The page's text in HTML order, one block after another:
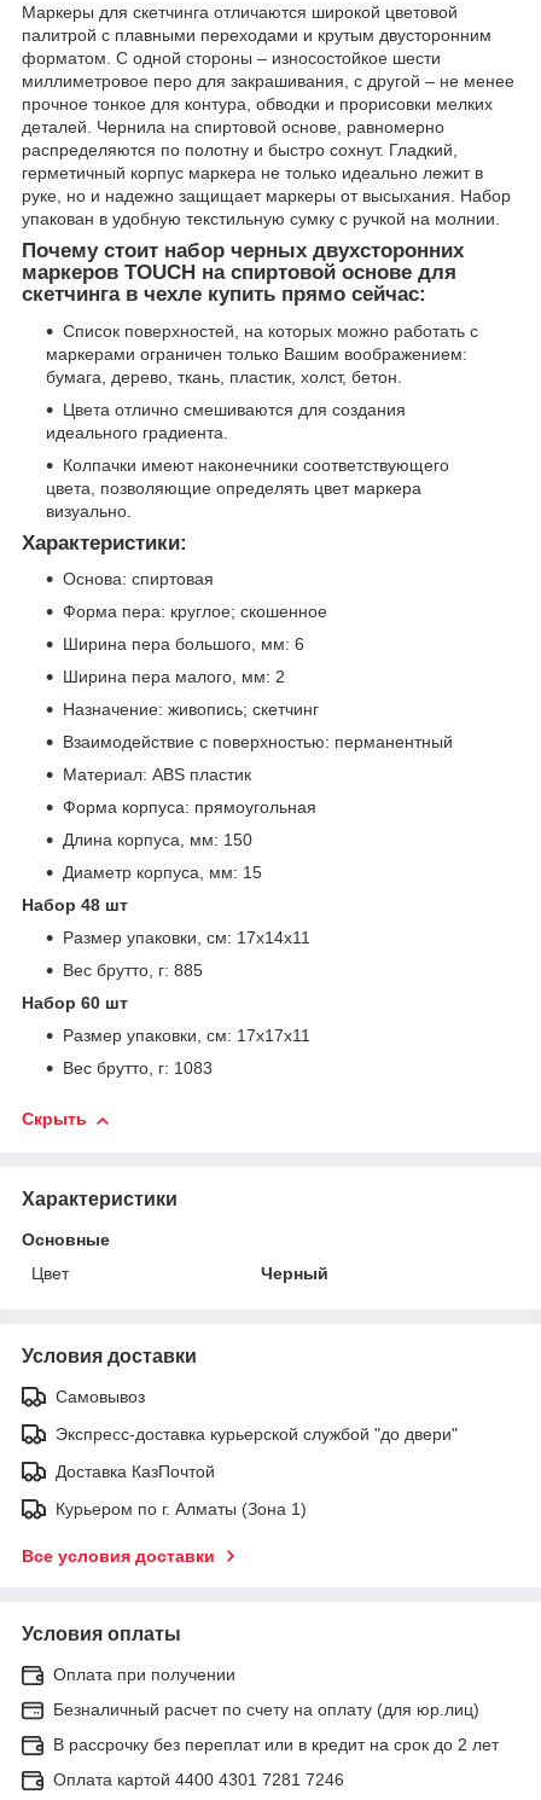
Маркеры для скетчинга отличаются широкой цветовой
палитрой с плавными переходами и крутым двусторонним
форматом. С одной стороны – износостойкое шести
миллиметровое перо для закрашивания, с другой – не менее
прочное тонкое для контура, обводки и прорисовки мелких
деталей. Чернила на спиртовой основе, равномерно
распределяются по полотну и быстро сохнут. Гладкий,
герметичный корпус маркера не только идеально лежит в
руке, но и надежно защищает маркеры от высыхания. Набор
упакован в удобную текстильную сумку с ручкой на молнии.
Почему стоит набор черных двухсторонних
маркеров TOUCH на спиртовой основе для
скетчинга в чехле купить прямо сейчас:
Список поверхностей, на которых можно работать с
маркерами ограничен только Вашим воображением:
бумага, дерево, ткань, пластик, холст, бетон.
Цвета отлично смешиваются для создания
идеального градиента.
Колпачки имеют наконечники соответствующего
цвета, позволяющие определять цвет маркера
визуально.
Характеристики:
Основа: спиртовая
Форма пера: круглое; скошенное
Ширина пера большого, мм: 6
Ширина пера малого, мм: 2
Назначение: живопись; скетчинг
Взаимодействие с поверхностью: перманентный
Материал: ABS пластик
Форма корпуса: прямоугольная
Длина корпуса, мм: 150
Диаметр корпуса, мм: 15
Набор 48 шт
Размер упаковки, см: 17х14х11
Вес брутто, г: 885
Набор 60 шт
Размер упаковки, см: 17х17х11
Вес брутто, г: 1083
Скрыть
Характеристики
Основные
Цвет
Черный
Условия доставки
Самовывоз
Экспресс-доставка курьерской службой "до двери"
Доставка КазПочтой
Курьером по г. Алматы (Зона 1)
Все условия доставки
Условия оплаты
Оплата при получении
Безналичный расчет по счету на оплату (для юр.лиц)
В рассрочку без переплат или в кредит на срок до 2 лет
Оплата картой 4400 4301 7281 7246